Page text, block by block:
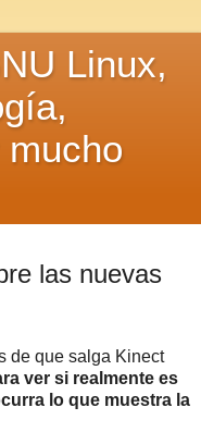
Linux,
las nuevas
de que salga Kinect
ver si realmente es
lo que muestra la